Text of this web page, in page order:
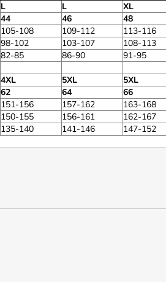
L L XL
44 46 48
105-108 109-112 113-116
98-102 103-107 108-113
82-85 86-90 91-95
4XL 5XL 5XL
62 64 66
151-156 157-162 163-168
150-155 156-161 162-167
135-140 141-146 147-152